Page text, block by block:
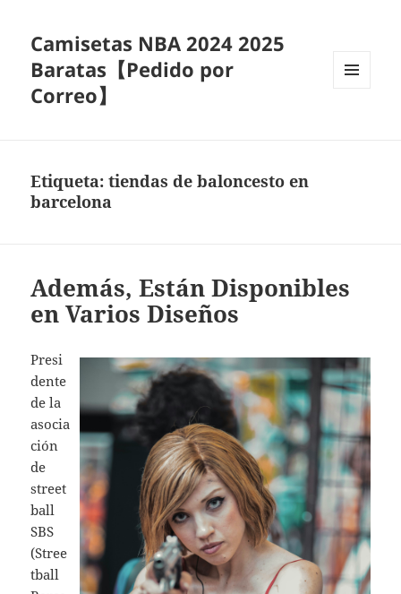
Camisetas NBA 2024 2025
Baratas【Pedido por
Correo】
Etiqueta:tiendas de baloncesto en
barcelona
Además, Están Disponibles
en Varios Diseños
Presi
dente
de la
asocia
ción
de
street
ball
SBS
(Stree
tball